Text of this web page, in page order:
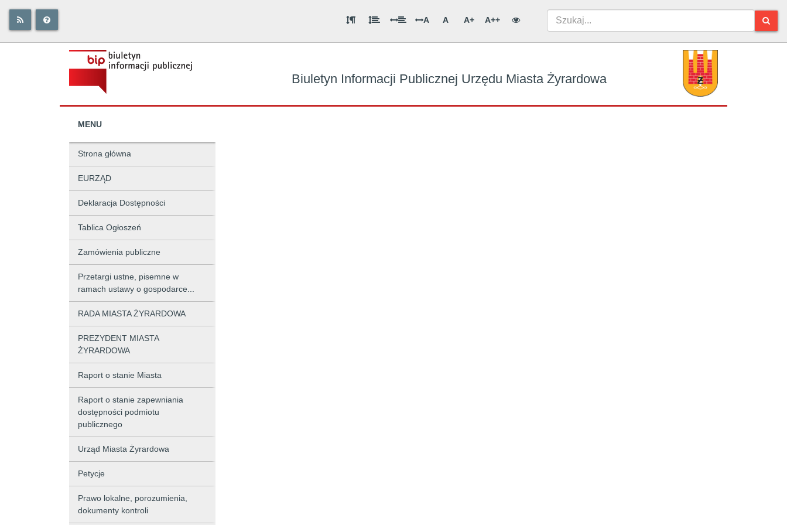
A A A+ A++
Biuletyn Informacji Publicznej Urzędu Miasta Żyrardowa
MENU
Strona główna
EURZĄD
Deklaracja Dostępności
Tablica Ogłoszeń
Zamówienia publiczne
Przetargi ustne, pisemne w
ramach ustawy o gospodarce...
RADA MIASTA ŻYRARDOWA
PREZYDENT MIASTA
ŻYRARDOWA
Raport o stanie Miasta
Raport o stanie zapewniania
dostępności podmiotu
publicznego
Urząd Miasta Żyrardowa
Petycje
Prawo lokalne, porozumienia,
dokumenty kontroli